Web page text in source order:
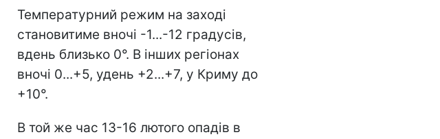
Температурний режим на заході
становитиме вночі -1...-12 градусів,
вдень близько 0°. В інших регіонах
вночі 0...+5, удень +2...+7, у Криму до
+10°.
В той же час 13-16 лютого опадів в